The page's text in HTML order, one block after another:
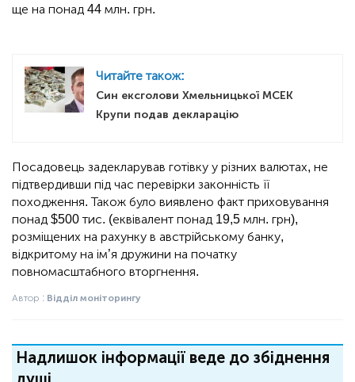
ще на понад 44 млн. грн.
Читайте також:
Син ексголови Хмельницької МСЕК
Крупи подав декларацію
Посадовець задекларував готівку у різних валютах, не
підтвердивши під час перевірки законність її
походження. Також було виявлено факт приховування
понад $500 тис. (еквівалент понад 19,5 млн. грн),
розміщених на рахунку в австрійському банку,
відкритому на ім’я дружини на початку
повномасштабного вторгнення.
Автор : Відділ моніторингу
Надлишок інформації веде до збіднення